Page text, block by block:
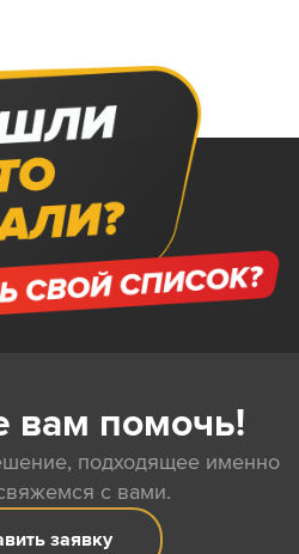
вам помочь!
подходящее именно
с вами.
заявку